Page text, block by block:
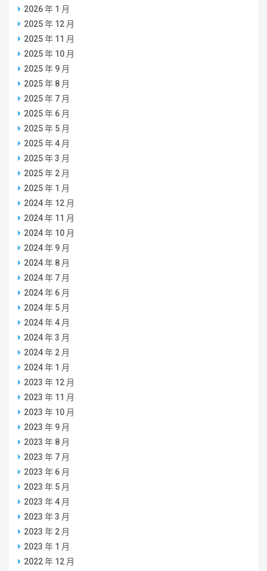
2026 年 1 月
2025 年 12 月
2025 年 11 月
2025 年 10 月
2025 年 9 月
2025 年 8 月
2025 年 7 月
2025 年 6 月
2025 年 5 月
2025 年 4 月
2025 年 3 月
2025 年 2 月
2025 年 1 月
2024 年 12 月
2024 年 11 月
2024 年 10 月
2024 年 9 月
2024 年 8 月
2024 年 7 月
2024 年 6 月
2024 年 5 月
2024 年 4 月
2024 年 3 月
2024 年 2 月
2024 年 1 月
2023 年 12 月
2023 年 11 月
2023 年 10 月
2023 年 9 月
2023 年 8 月
2023 年 7 月
2023 年 6 月
2023 年 5 月
2023 年 4 月
2023 年 3 月
2023 年 2 月
2023 年 1 月
2022 年 12 月